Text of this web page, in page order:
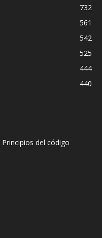
732
561
542
525
444
440
Principios del código